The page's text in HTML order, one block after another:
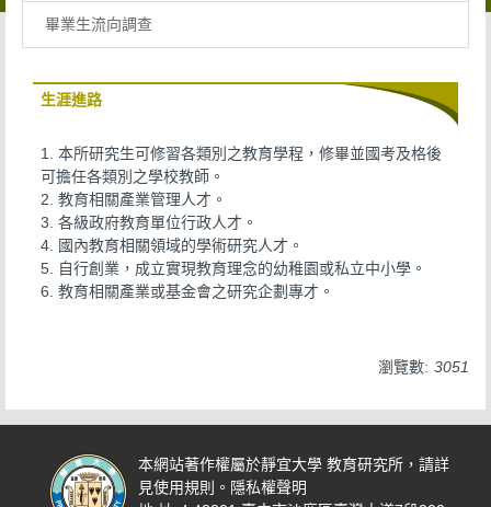
畢業生流向調查
生涯進路
1. 本所研究生可修習各類別之教育學程，修畢並國考及格後
可擔任各類別之學校教師。
2. 教育相關產業管理人才。
3. 各級政府教育單位行政人才。
4. 國內教育相關領域的學術研究人才。
5. 自行創業，成立實現教育理念的幼稚園或私立中小學。
6. 教育相關產業或基金會之研究企劃專才。
瀏覽數: 3051
本網站著作權屬於靜宜大學 教育研究所，請詳
見使用規則。 隱私權聲明